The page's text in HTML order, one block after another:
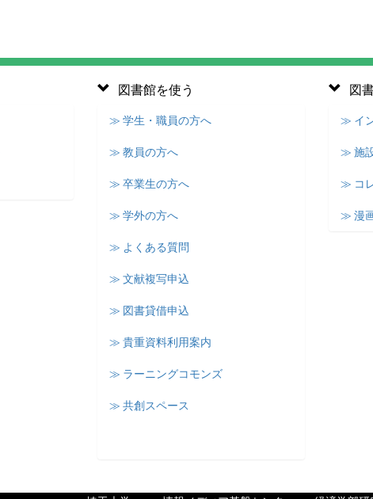
図書館を使う
≫ 学生・職員の方へ
≫ 教員の方へ
≫ 卒業生の方へ
≫ 学外の方へ
≫ よくある質問
≫ 文献複写申込
≫ 図書貸借申込
≫ 貴重資料利用案内
≫ ラーニングコモンズ
≫ 共創スペース
図
≫ イ
≫ 施
≫ コ
≫ 漫